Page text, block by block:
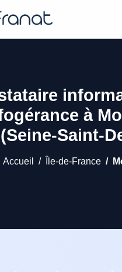
à
(Seine-Saint-
Accueil Île-de-France